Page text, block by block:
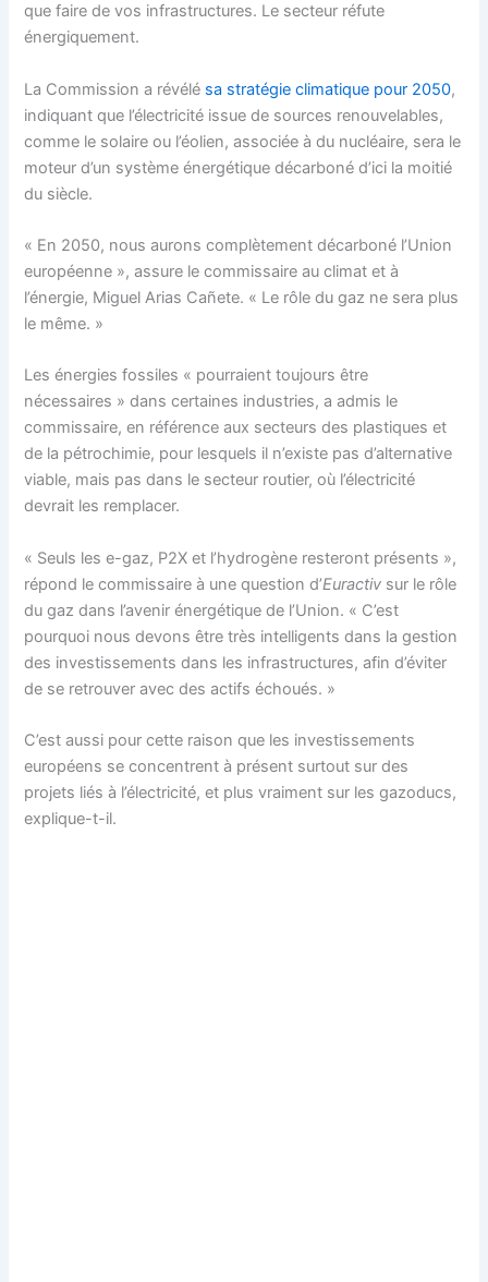
que faire de vos infrastructures. Le secteur réfute
énergiquement.
La Commission a révélé sa stratégie climatique pour 2050,
indiquant que l’électricité issue de sources renouvelables,
comme le solaire ou l’éolien, associée à du nucléaire, sera le
moteur d’un système énergétique décarboné d’ici la moitié
du siècle.
« En 2050, nous aurons complètement décarboné l’Union
européenne », assure le commissaire au climat et à
l’énergie, Miguel Arias Cañete. « Le rôle du gaz ne sera plus
le même. »
Les énergies fossiles « pourraient toujours être
nécessaires » dans certaines industries, a admis le
commissaire, en référence aux secteurs des plastiques et
de la pétrochimie, pour lesquels il n’existe pas d’alternative
viable, mais pas dans le secteur routier, où l’électricité
devrait les remplacer.
« Seuls les e-gaz, P2X et l’hydrogène resteront présents »,
répond le commissaire à une question d’Euractiv sur le rôle
du gaz dans l’avenir énergétique de l’Union. « C’est
pourquoi nous devons être très intelligents dans la gestion
des investissements dans les infrastructures, afin d’éviter
de se retrouver avec des actifs échoués. »
C’est aussi pour cette raison que les investissements
européens se concentrent à présent surtout sur des
projets liés à l’électricité, et plus vraiment sur les gazoducs,
explique-t-il.